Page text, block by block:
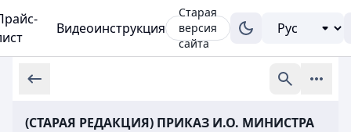
Видеоинструкция
Старая
версия
сайта
(СТАРАЯ РЕДАКЦИЯ) ПРИКАЗ И.О. МИНИСТРА